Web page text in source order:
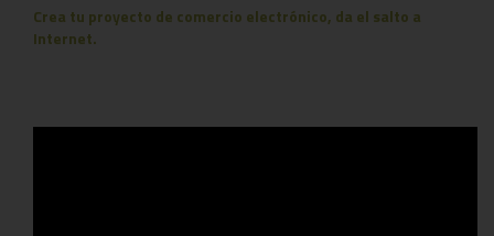
Crea tu proyecto de comercio electrónico, da el salto a
Internet.